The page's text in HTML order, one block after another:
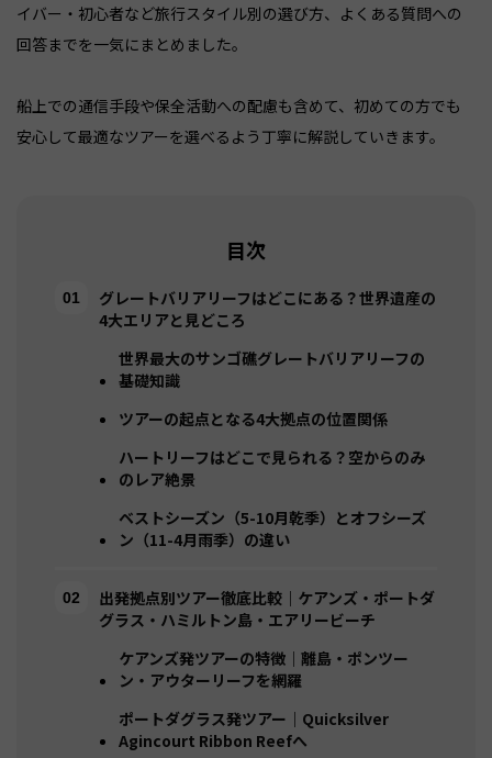
イバー・初心者など旅行スタイル別の選び方、よくある質問への
回答までを一気にまとめました。
船上での通信手段や保全活動への配慮も含めて、初めての方でも
安心して最適なツアーを選べるよう丁寧に解説していきます。
目次
グレートバリアリーフはどこにある？世界遺産の
4大エリアと見どころ
世界最大のサンゴ礁グレートバリアリーフの
基礎知識
ツアーの起点となる4大拠点の位置関係
ハートリーフはどこで見られる？空からのみ
のレア絶景
ベストシーズン（5-10月乾季）とオフシーズ
ン（11-4月雨季）の違い
出発拠点別ツアー徹底比較｜ケアンズ・ポートダ
グラス・ハミルトン島・エアリービーチ
ケアンズ発ツアーの特徴｜離島・ポンツー
ン・アウターリーフを網羅
ポートダグラス発ツアー｜Quicksilver
Agincourt Ribbon Reefへ